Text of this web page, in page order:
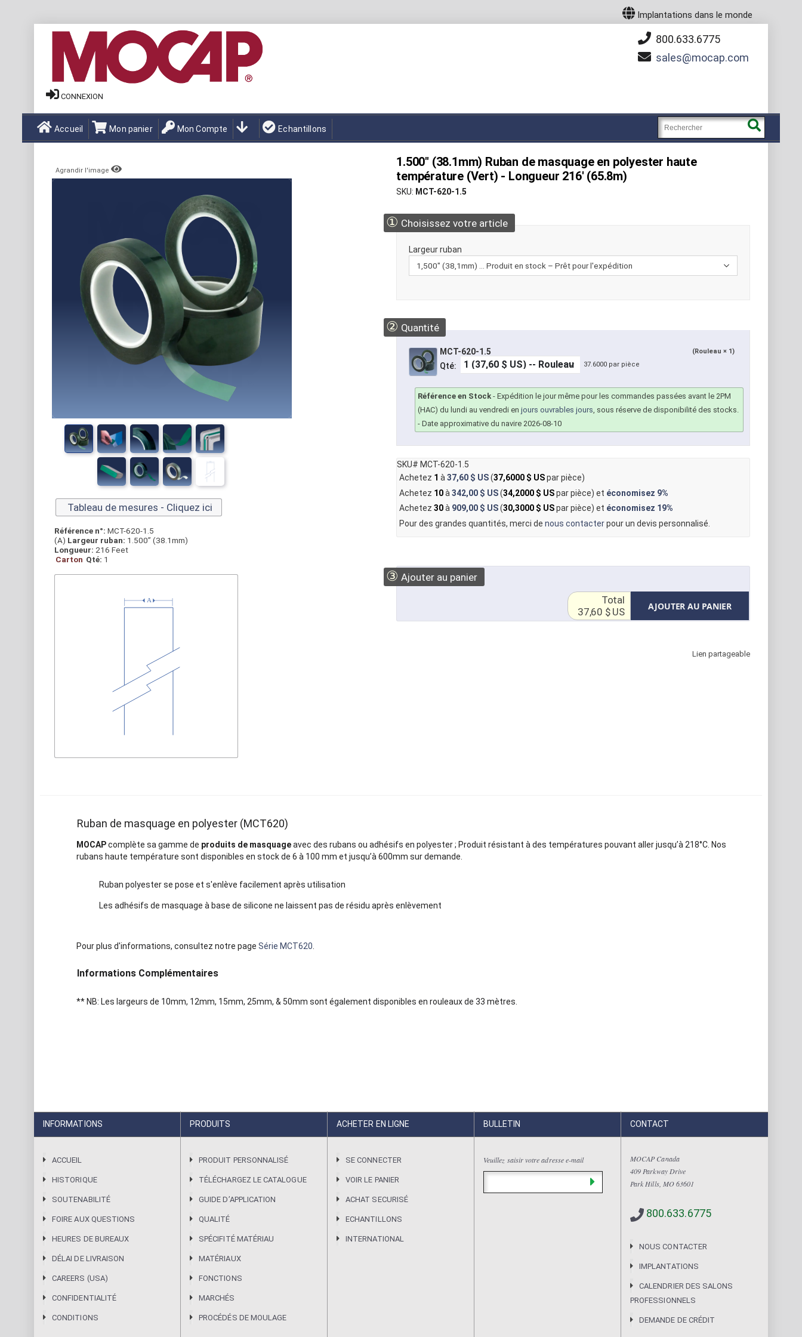
Implantations dans le monde
800.633.6775
sales
mocap.com
CONNEXION
Accueil Mon panier Mon Compte Echantillons
1.500" (38.1mm) Ruban de masquage en polyester haute
température (Vert) - Longueur 216' (65.8m)
SKU MCT-620-1.5
① Choisissez votre article
Largeur ruban
② Quantité
MCT-620-1.5 (Rouleau × 1)
Qté: 37.6000 par pièce
Référence en Stock -Expédition le jour même pour les commandes passées avant le 2PM
(HAC) du lundi au vendredi enjours ouvrables jours, sous réserve de disponibilité des stocks.
- Date approximative du navire 2026-08-10
SKU# MCT-620-1.5
Achetez 1 à37,60 $ US(37,6000 $ USpar pièce)
Achetez 10à 342,00 $ US(34,2000 $ USpar pièce) et économisez 9%
Achetez 30à 909,00 $ US(30,3000 $ USpar pièce) et économisez 19%
Pour des grandes quantités, merci de nous contacterpour un devis personnalisé.
③ Ajouter au panier
AJOUTER AU PANIER
Total
37,60 $ US
Lien partageable
Agrandir l'image
Tableau de mesures - Cliquez ici
Référence n°: MCT-620-1.5
(A) Largeur ruban: 1.500” (38.1mm)
Longueur: 216 Feet
Carton Qté: 1
Ruban de masquage en polyester (MCT620)
MOCAPcomplète sa gamme de produits de masquageavec des rubans ou adhésifs en polyester ; Produit résistant à des températures pouvant aller jusqu’à 218°C. Nos
rubans haute température sont disponibles en stock de 6 à 100 mm et jusqu’à 600mm sur demande.
Ruban polyester se pose et s'enlève facilement après utilisation
Les adhésifs de masquage à base de silicone ne laissent pas de résidu après enlèvement
Pour plus d'informations, consultez notre page Série MCT620
Informations Complémentaires
** NB: Les largeurs de 10mm, 12mm, 15mm, 25mm, & 50mm sont également disponibles en rouleaux de 33 mètres.
INFORMATIONS
ACCUEIL
HISTORIQUE
SOUTENABILITÉ
FOIRE AUX QUESTIONS
HEURES DE BUREAUX
DÉLAI DE LIVRAISON
CAREERS (USA)
CONFIDENTIALITÉ
CONDITIONS
PRODUITS
PRODUIT PERSONNALISÉ
TÉLÉCHARGEZ LE CATALOGUE
GUIDE DʼAPPLICATION
QUALITÉ
SPÉCIFITÉ MATÉRIAU
MATÉRIAUX
FONCTIONS
MARCHÉS
PROCÉDÉS DE MOULAGE
ACHETER EN LIGNE
SE CONNECTER
VOIR LE PANIER
ACHAT SECURISÉ
ECHANTILLONS
INTERNATIONAL
BULLETIN
Veuillez saisir votre adresse e-mail
CONTACT
MOCAP Canada
409 Parkway Drive
Park Hills, MO 63601
800.633.6775
NOUS CONTACTER
IMPLANTATIONS
CALENDRIER DES SALONS
PROFESSIONNELS
DEMANDE DE CRÉDIT